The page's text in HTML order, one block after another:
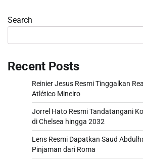
Search
Recent Posts
Reinier Jesus Resmi Tinggalkan
Atlético Mineiro
Jorrel Hato Resmi Tandatangani
di Chelsea hingga 2032
Lens Resmi Dapatkan Saud
Pinjaman dari Roma